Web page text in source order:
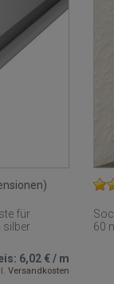
für
silber
6,02 €/ m
Versandkosten
60